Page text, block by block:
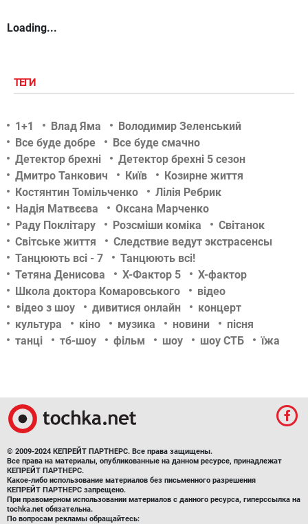
Loading...
ТЕГИ
1+1 Влад Яма
Володимир Зеленський
Все буде добре
Все буде смачно
Детектор брехні
Детектор брехні 5 сезон
Дмитро Танкович
Київ
Козирне життя
Костянтин Томільченко
Лілія Ребрик
Надія Матвєєва
Оксана Марченко
Раду Поклітару
Розсміши коміка
Світанок
Світське життя
Следствие ведут экстрасенсы
Танцюють всі - 7
Танцюють всі!
Тетяна Денисова
Х-Фактор 5
Х-фактор
Школа доктора Комаровського
відео
відео з шоу
дивитися онлайн
концерт
культура
кіно музика новини
пісня
танці
тб-шоу фільм шоу шоу СТБ їжа
© 2009-2024 КЕПРЕЙТ ПАРТНЕРС. Все права защищены.
Все права на материалы, опубликованные на данном ресурсе, принадлежат
КЕПРЕЙТ ПАРТНЕРС.
Какое-либо использование материалов без письменного разрешения
КЕПРЕЙТ ПАРТНЕРС запрещено.
При правомерном использовании материалов с данного ресурса, гиперссылка на
tochka.net обязательна.
По вопросам рекламы обращайтесь: